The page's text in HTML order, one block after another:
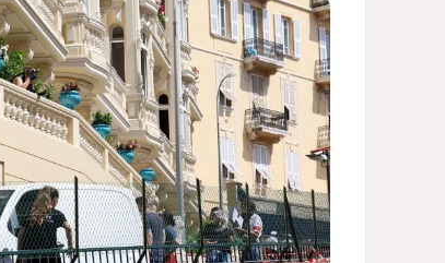
1139 05 Августа 2026 16:31
10
Инфантино, Буратино,
Чиполлино...
ТАКАЯ ВОТ КАРТИНА, НЕВЕСЕЛАЯ. КАК
ДЛЯ ДЕЙСТВУЮЩИХ ЛИЦ, ТАК И ДЛЯ
ЗРИТЕЛЕЙ
1074 05 Августа 2026 10:15